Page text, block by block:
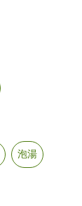
泡湯